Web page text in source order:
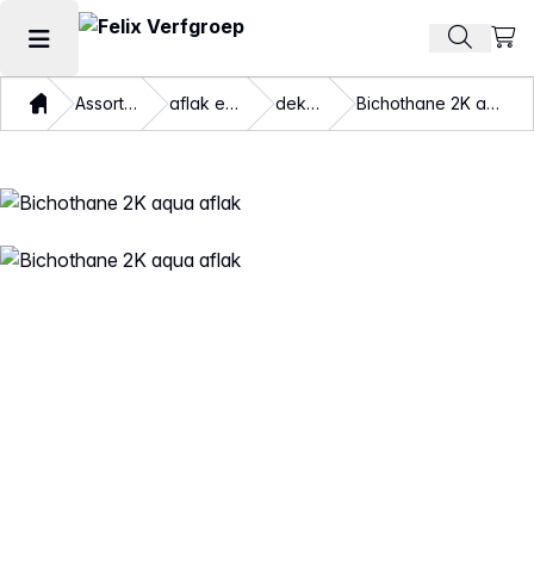
Hoofdmenu openen Zoek
Thuis Assortiment aflak en beits dekkend Bichothane 2K aqua aflak